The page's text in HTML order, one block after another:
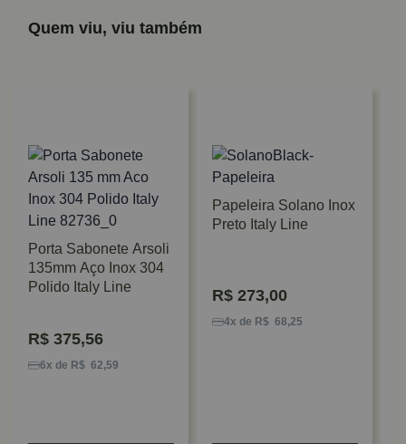
Quem viu, viu também
Porta Sabonete Arsoli
135mm Aço Inox 304
Polido Italy Line
R$ 375,56
6x de R$ 62,59
Papeleira Solano Inox
Preto Italy Line
R$ 273,00
4x de R$ 68,25